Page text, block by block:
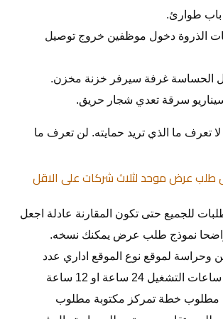
باب طوارئ.
الذروة دخول موظفين خروج توصيل
الحساسة غرفة سيرفر خزنة مخزن.
سرقة تعدي شجار حريق.
تعرف ما الذي تريد حمايته. لن تعرف ما
طلب عرض موحد لثلاث شركات على الاقل
للجميع حتى تكون المقارنة عادلة اجعل
نموذج طلب عرض يمكنك نسخه.
لموقع نوع الموقع اداري عدد
المداخل كذا عدد ساعات التشغيل 24 ساعة او 12 ساعة
خطة تمركز مكتوبة مطلوب